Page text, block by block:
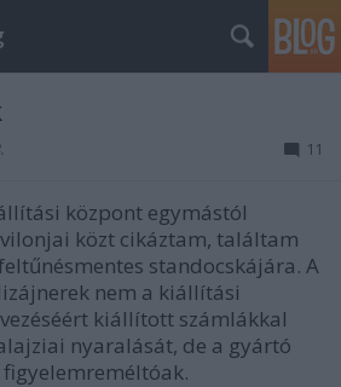
11
központ egymástól
közt cikáztam, találtam
standocskájára. A
nem a kiállítási
kiállított számlákkal
nyaralását, de a gyártó